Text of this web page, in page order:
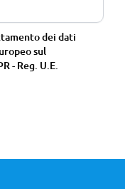
dei dati
sul
- Reg. U.E.